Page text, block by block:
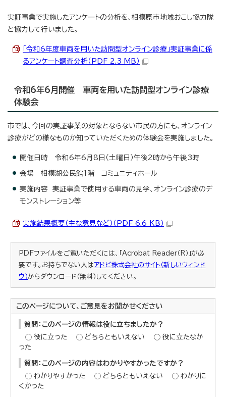
実証事業で実施したアンケ―トの分析を、相模原市地域おこし協力隊
と協力して行いました。
「令和6年度車両を用いた訪問型オンライン診療」実証事業に係
るアンケート調査分析（PDF 2.3 MB）
令和6年6月開催 車両を用いた訪問型オンライン診療
体験会
市では、今回の実証事業の対象とならない市民の方にも、オンライン
診療がどの様なものか知っていただくための体験会を実施しました。
開催日時 令和6年6月8日（土曜日）午後2時から午後3時
会場 相模湖公民館1階 コミュニティホール
実施内容 実証事業で使用する車両の見学、オンライン診療のデ
モンストレーション等
実施結果概要（主な意見など）（PDF 6.6 KB）
PDFファイルをご覧いただくには、「Acrobat Reader（R）」が必
要です。お持ちでない人はアドビ株式会社のサイト（新しいウィンド
ウ）からダウンロード（無料）してください。
このページについて、ご意見をお聞かせください
質問：このページの情報は役に立ちましたか？
役に立った
どちらともいえない
役に立たなか
った
質問：このページの内容はわかりやすかったですか？
わかりやすかった
どちらともいえない
わかりに
くかった